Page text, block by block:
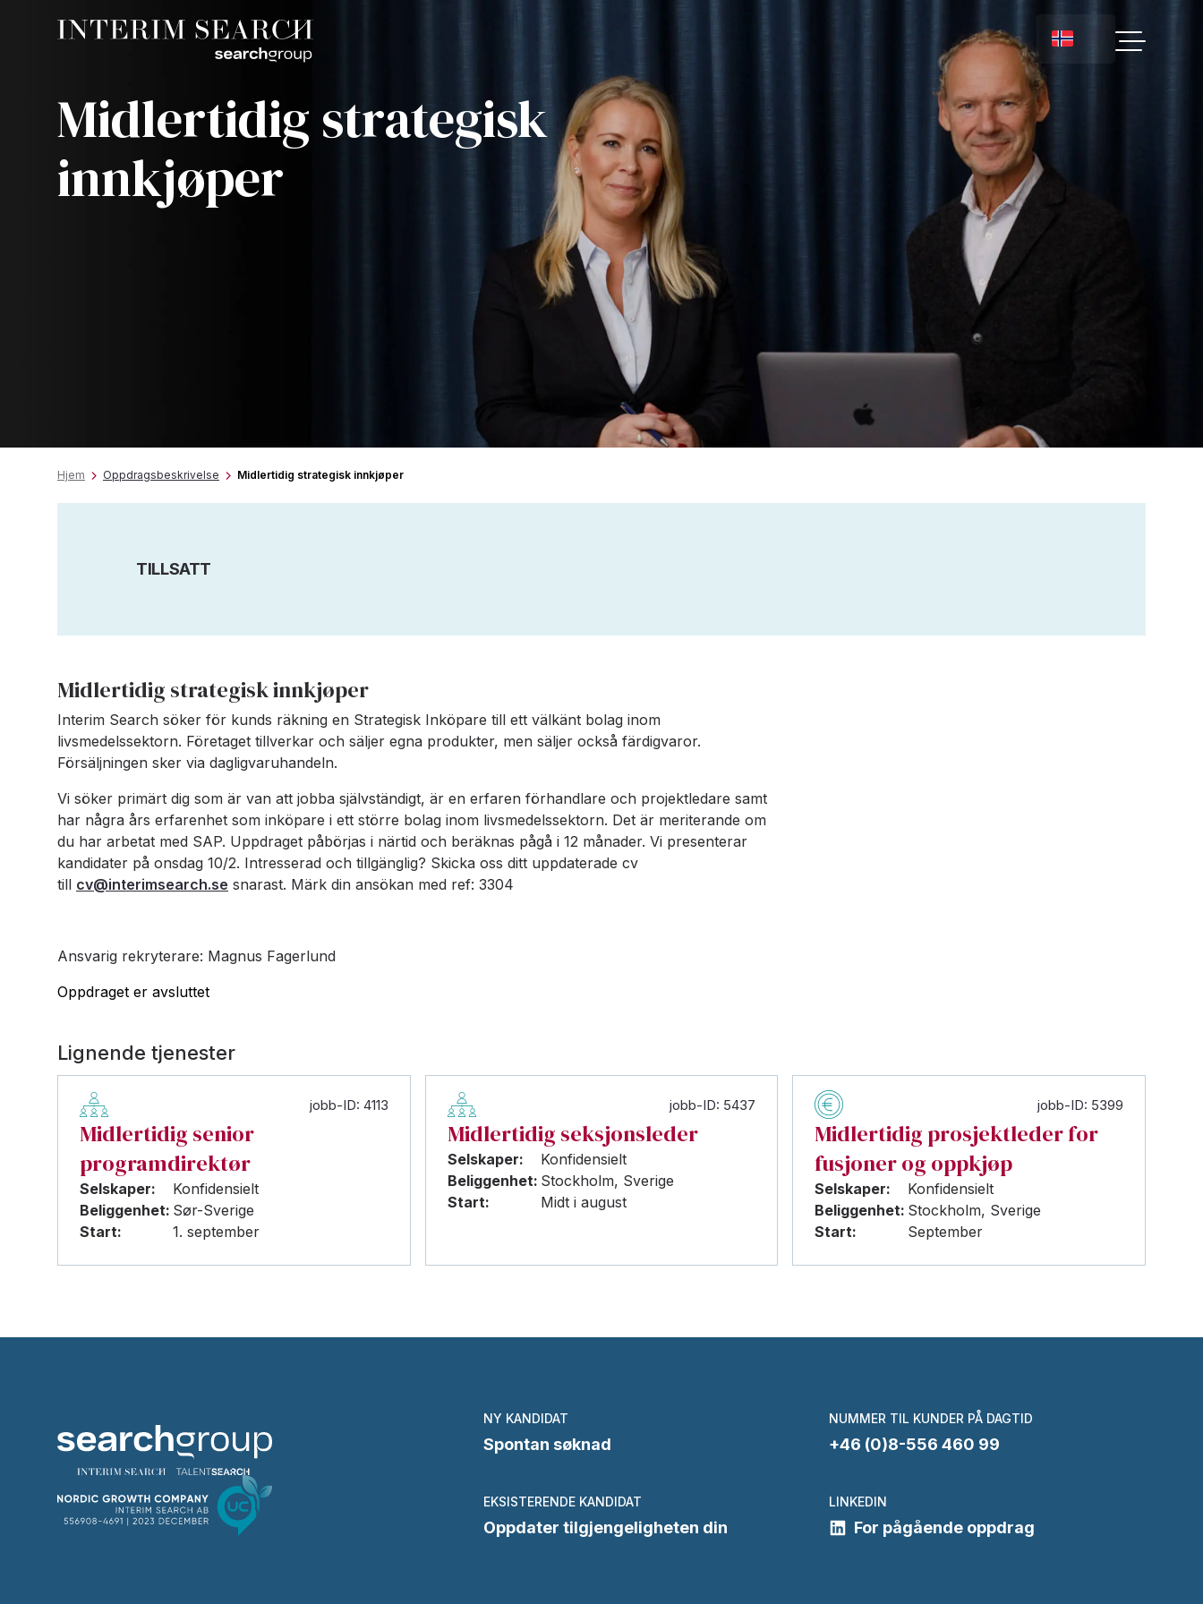
Midlertidig strategisk
innkjøper
Hjem Oppdragsbeskrivelse Midlertidig strategisk innkjøper
TILLSATT
Midlertidig strategisk innkjøper
Interim Search söker för kunds räkning en Strategisk Inköpare till ett välkänt bolag inom
livsmedelssektorn. Företaget tillverkar och säljer egna produkter, men säljer också färdigvaror.
Försäljningen sker via dagligvaruhandeln.
Vi söker primärt dig som är van att jobba självständigt, är en erfaren förhandlare och projektledare samt
har några års erfarenhet som inköpare i ett större bolag inom livsmedelssektorn. Det är meriterande om
du har arbetat med SAP. Uppdraget påbörjas i närtid och beräknas pågå i 12 månader. Vi presenterar
kandidater på onsdag 10/2. Intresserad och tillgänglig? Skicka oss ditt uppdaterade cv
till cv@interimsearch.se snarast. Märk din ansökan med ref: 3304
Ansvarig rekryterare: Magnus Fagerlund
Oppdraget er avsluttet
Lignende tjenester
jobb-ID: 4113
Midlertidig senior
programdirektør
Selskaper:
Konfidensielt
Beliggenhet: Sør-Sverige
Start:
1. september
jobb-ID: 5437
Midlertidig seksjonsleder
Selskaper:
Konfidensielt
Beliggenhet: Stockholm, Sverige
Start:
Midt i august
jobb-ID: 5399
Midlertidig prosjektleder for
fusjoner og oppkjøp
Selskaper:
Konfidensielt
Beliggenhet: Stockholm, Sverige
Start:
September
NY KANDIDAT
Spontan søknad
NUMMER TIL KUNDER PÅ DAGTID
+46 (0)8-556 460 99
EKSISTERENDE KANDIDAT
Oppdater tilgjengeligheten din
LINKEDIN
For pågående oppdrag